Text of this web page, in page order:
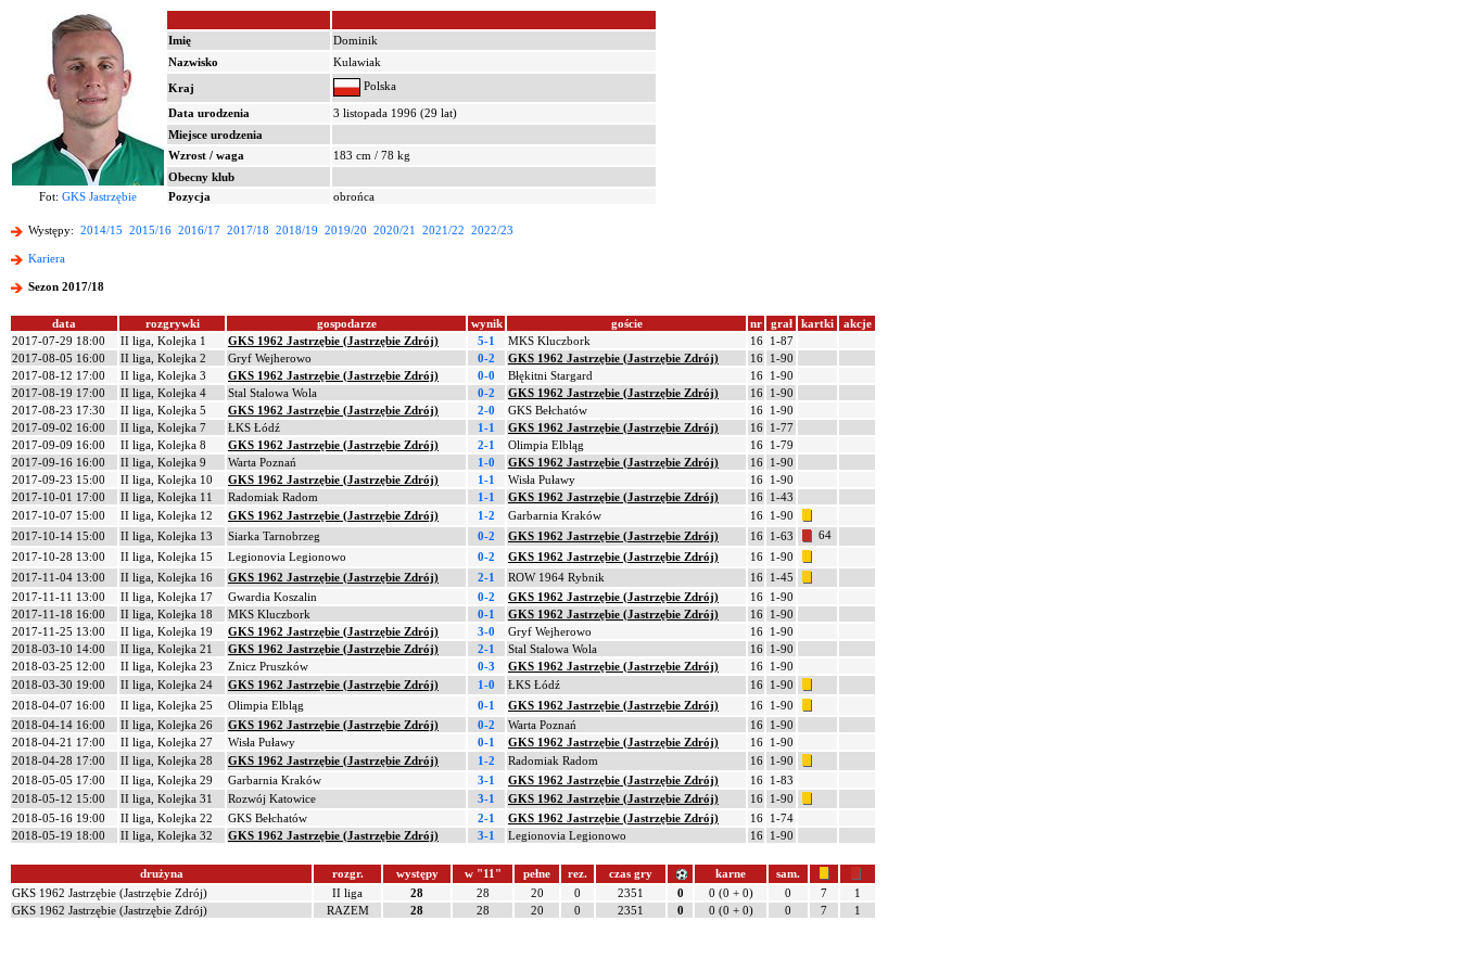
Imię
Dominik
Nazwisko
Kulawiak
Kraj
Polska
Data urodzenia
3 listopada 1996 (29 lat)
Miejsce urodzenia
Wzrost / waga
183 cm / 78 kg
Obecny klub
Fot: GKS Jastrzębie Pozycja obrońca
Występy: 2014/15 2015/16 2016/17 2017/18 2018/19 2019/20 2020/21 2021/22 2022/23
Kariera
Sezon 2017/18
data rozgrywki gospodarze wynik goście nr grał kartki
akcje
2017-07-29 18:00
II liga, Kolejka 1 GKS 1962 Jastrzębie (Jastrzębie Zdrój) 5-1 MKS Kluczbork 16
1-87
2017-08-05 16:00
II liga, Kolejka 2 Gryf Wejherowo 0-2 GKS 1962 Jastrzębie (Jastrzębie Zdrój) 16
1-90
2017-08-12 17:00
II liga, Kolejka 3 GKS 1962 Jastrzębie (Jastrzębie Zdrój) 0-0 Błękitni Stargard 16
1-90
2017-08-19 17:00
II liga, Kolejka 4 Stal Stalowa Wola 0-2 GKS 1962 Jastrzębie (Jastrzębie Zdrój) 16
1-90
2017-08-23 17:30
II liga, Kolejka 5 GKS 1962 Jastrzębie (Jastrzębie Zdrój) 2-0 GKS Bełchatów 16
1-90
2017-09-02 16:00
II liga, Kolejka 7 ŁKS Łódź 1-1 GKS 1962 Jastrzębie (Jastrzębie Zdrój) 16
1-77
2017-09-09 16:00
II liga, Kolejka 8 GKS 1962 Jastrzębie (Jastrzębie Zdrój) 2-1 Olimpia Elbląg 16
1-79
2017-09-16 16:00
II liga, Kolejka 9 Warta Poznań 1-0 GKS 1962 Jastrzębie (Jastrzębie Zdrój) 16
1-90
2017-09-23 15:00
II liga, Kolejka 10 GKS 1962 Jastrzębie (Jastrzębie Zdrój) 1-1 Wisła Puławy 16
1-90
2017-10-01 17:00
II liga, Kolejka 11 Radomiak Radom 1-1 GKS 1962 Jastrzębie (Jastrzębie Zdrój) 16
1-43
2017-10-07 15:00
II liga, Kolejka 12 GKS 1962 Jastrzębie (Jastrzębie Zdrój) 1-2 Garbarnia Kraków 16
1-90
2017-10-14 15:00
II liga, Kolejka 13 Siarka Tarnobrzeg 0-2 GKS 1962 Jastrzębie (Jastrzębie Zdrój) 16 1-63
64
2017-10-28 13:00
II liga, Kolejka 15 Legionovia Legionowo 0-2 GKS 1962 Jastrzębie (Jastrzębie Zdrój) 16
1-90
2017-11-04 13:00
II liga, Kolejka 16 GKS 1962 Jastrzębie (Jastrzębie Zdrój) 2-1 ROW 1964 Rybnik 16
1-45
2017-11-11 13:00
II liga, Kolejka 17 Gwardia Koszalin 0-2 GKS 1962 Jastrzębie (Jastrzębie Zdrój) 16
1-90
2017-11-18 16:00
II liga, Kolejka 18 MKS Kluczbork 0-1 GKS 1962 Jastrzębie (Jastrzębie Zdrój) 16
1-90
2017-11-25 13:00
II liga, Kolejka 19 GKS 1962 Jastrzębie (Jastrzębie Zdrój) 3-0 Gryf Wejherowo 16
1-90
2018-03-10 14:00
II liga, Kolejka 21 GKS 1962 Jastrzębie (Jastrzębie Zdrój) 2-1 Stal Stalowa Wola 16
1-90
2018-03-25 12:00
II liga, Kolejka 23 Znicz Pruszków 0-3 GKS 1962 Jastrzębie (Jastrzębie Zdrój) 16
1-90
2018-03-30 19:00
II liga, Kolejka 24 GKS 1962 Jastrzębie (Jastrzębie Zdrój) 1-0 ŁKS Łódź 16
1-90
2018-04-07 16:00
II liga, Kolejka 25 Olimpia Elbląg 0-1 GKS 1962 Jastrzębie (Jastrzębie Zdrój) 16
1-90
2018-04-14 16:00
II liga, Kolejka 26 GKS 1962 Jastrzębie (Jastrzębie Zdrój) 0-2 Warta Poznań 16
1-90
2018-04-21 17:00
II liga, Kolejka 27 Wisła Puławy 0-1 GKS 1962 Jastrzębie (Jastrzębie Zdrój) 16
1-90
2018-04-28 17:00
II liga, Kolejka 28 GKS 1962 Jastrzębie (Jastrzębie Zdrój) 1-2 Radomiak Radom 16
1-90
2018-05-05 17:00
II liga, Kolejka 29 Garbarnia Kraków 3-1 GKS 1962 Jastrzębie (Jastrzębie Zdrój) 16
1-83
2018-05-12 15:00
II liga, Kolejka 31 Rozwój Katowice 3-1 GKS 1962 Jastrzębie (Jastrzębie Zdrój) 16
1-90
2018-05-16 19:00
II liga, Kolejka 22 GKS Bełchatów 2-1 GKS 1962 Jastrzębie (Jastrzębie Zdrój) 16
1-74
2018-05-19 18:00
II liga, Kolejka 32 GKS 1962 Jastrzębie (Jastrzębie Zdrój) 3-1 Legionovia Legionowo 16 1-90
drużyna rozgr. występy w "11" pełne rez. czas gry karne
sam.
GKS 1962 Jastrzębie (Jastrzębie Zdrój)
II liga 28 28 20 0 2351 0 0 (0 + 0) 0 7
1
GKS 1962 Jastrzębie (Jastrzębie Zdrój)
RAZEM 28 28 20 0 2351 0 0 (0 + 0) 0 7 1